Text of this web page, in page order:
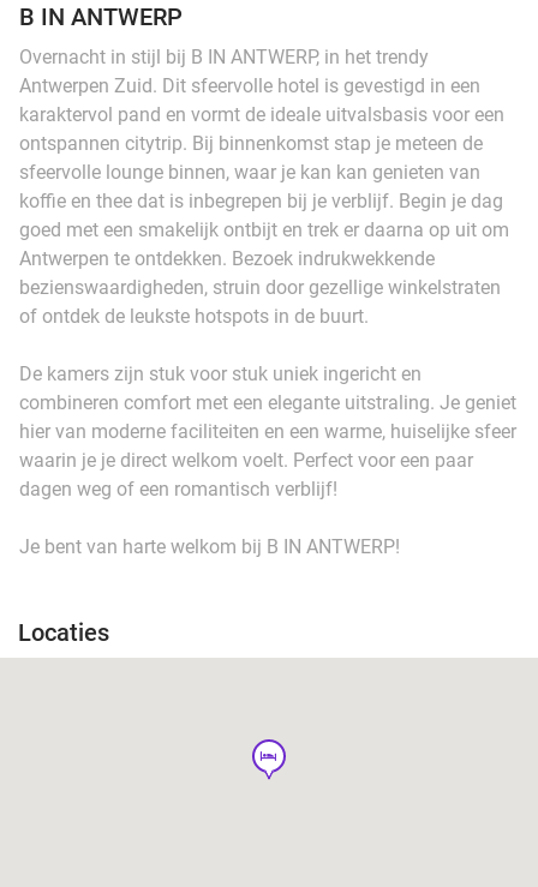
B IN ANTWERP
Overnacht in stijl bij B IN ANTWERP, in het trendy
Antwerpen Zuid. Dit sfeervolle hotel is gevestigd in een
karaktervol pand en vormt de ideale uitvalsbasis voor een
ontspannen citytrip. Bij binnenkomst stap je meteen de
sfeervolle lounge binnen, waar je kan kan genieten van
koffie en thee dat is inbegrepen bij je verblijf. Begin je dag
goed met een smakelijk ontbijt en trek er daarna op uit om
Antwerpen te ontdekken. Bezoek indrukwekkende
bezienswaardigheden, struin door gezellige winkelstraten
of ontdek de leukste hotspots in de buurt.
De kamers zijn stuk voor stuk uniek ingericht en
combineren comfort met een elegante uitstraling. Je geniet
hier van moderne faciliteiten en een warme, huiselijke sfeer
waarin je je direct welkom voelt. Perfect voor een paar
dagen weg of een romantisch verblijf!
Je bent van harte welkom bij B IN ANTWERP!
Locaties
hotel